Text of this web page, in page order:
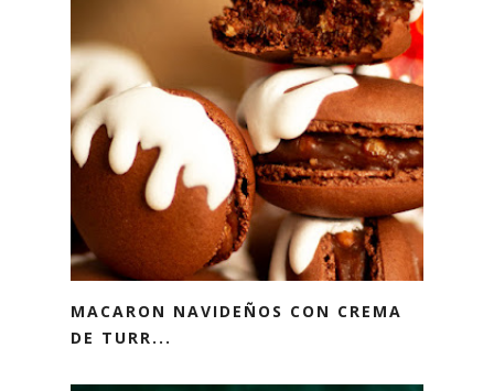
MACARON NAVIDEÑOS CON CREMA
DE TURR...